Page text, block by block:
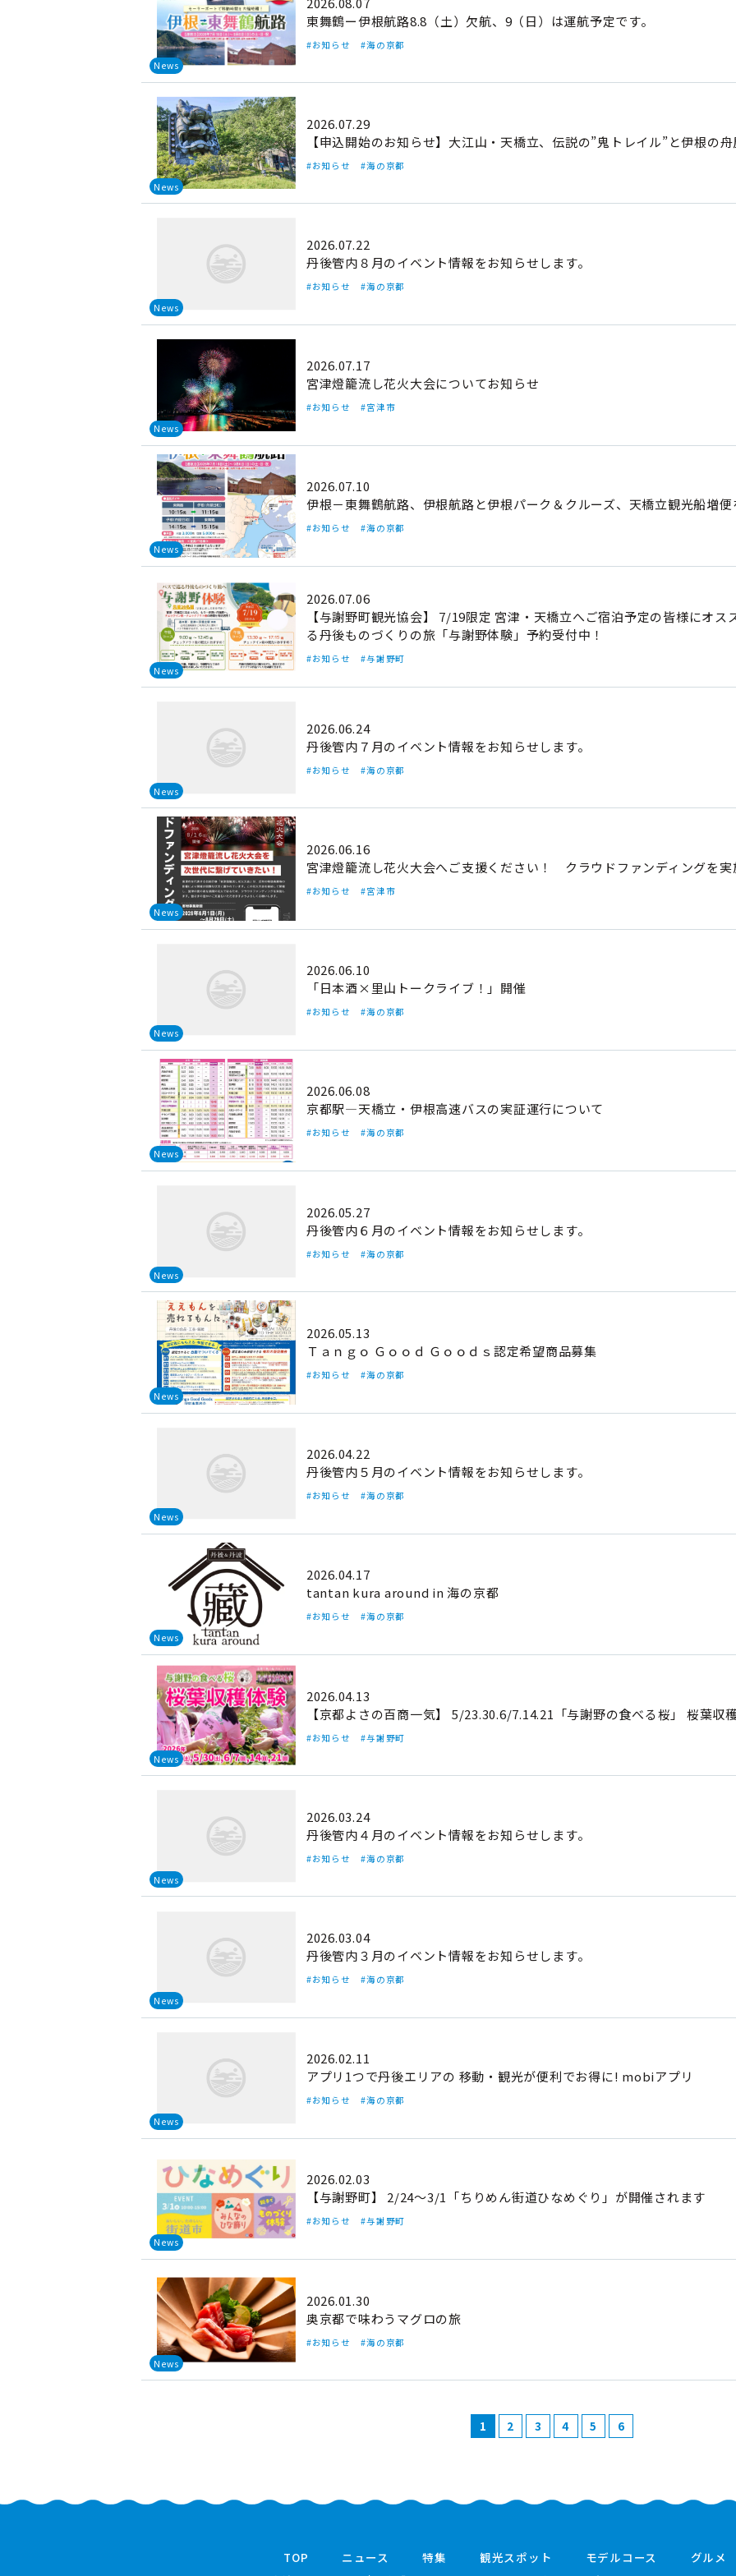
News
東舞鶴ー伊根航路8.8（土）欠航、9（日）は運航予定です。
#お知らせ #海の京都
2026.07.29
News
【申込開始のお知らせ】大江山・天橋立、伝説の”鬼トレイル”と伊根の
#お知らせ #海の京都
2026.07.22
News
丹後管内８月のイベント情報をお知らせします。
#お知らせ #海の京都
2026.07.17
News
宮津燈籠流し花火大会についてお知らせ
#お知らせ #宮津市
2026.07.10
News
伊根－東舞鶴航路、伊根航路と伊根パーク＆クルーズ、天橋立観光船増
#お知らせ #海の京都
2026.07.06
News
【与謝野町観光協会】 7/19限定 宮津・天橋立へご宿泊予定の皆様にオス
る丹後ものづくりの旅「与謝野体験」予約受付中！
#お知らせ #与謝野町
2026.06.24
News
丹後管内７月のイベント情報をお知らせします。
#お知らせ #海の京都
2026.06.16
News
宮津燈籠流し花火大会へご支援ください！ クラウドファンディングを実
#お知らせ #宮津市
2026.06.10
News
「日本酒×里山トークライブ！」開催
#お知らせ #海の京都
2026.06.08
News
京都駅―天橋立・伊根高速バスの実証運行について
#お知らせ #海の京都
2026.05.27
News
丹後管内６月のイベント情報をお知らせします。
#お知らせ #海の京都
2026.05.13
News
Ｔａｎｇｏ Ｇｏｏｄ Ｇｏｏｄｓ認定希望商品募集
#お知らせ #海の京都
2026.04.22
News
丹後管内５月のイベント情報をお知らせします。
#お知らせ #海の京都
2026.04.17
News
tantan kura around in 海の京都
#お知らせ #海の京都
2026.04.13
News
【京都よさの百商一気】 5/23.30.6/7.14.21「与謝野の食べる桜」 桜葉収
#お知らせ #与謝野町
2026.03.24
News
丹後管内４月のイベント情報をお知らせします。
#お知らせ #海の京都
2026.03.04
News
丹後管内３月のイベント情報をお知らせします。
#お知らせ #海の京都
2026.02.11
News
アプリ1つで丹後エリアの 移動・観光が便利でお得に! mobiアプリ
#お知らせ #海の京都
2026.02.03
News
【与謝野町】 2/24～3/1「ちりめん街道ひなめぐり」が開催されます
#お知らせ #与謝野町
2026.01.30
News
奥京都で味わうマグロの旅
#お知らせ #海の京都
1 2 3 4 5 6
TOP ニュース 特集 観光スポット モデルコース
グルメ